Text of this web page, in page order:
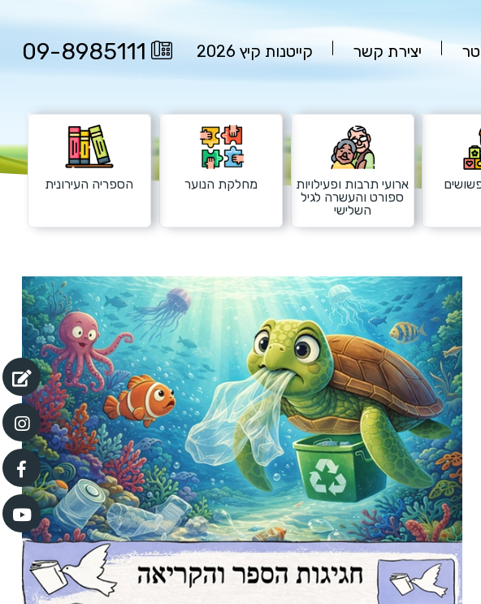
יצירת קשר קייטנות קיץ 2026 09-8985111
ארועי תרבות ופעילויות
ספורט והעשרה לגיל
השלישי
מחלקת הנוער הספריה העירונית